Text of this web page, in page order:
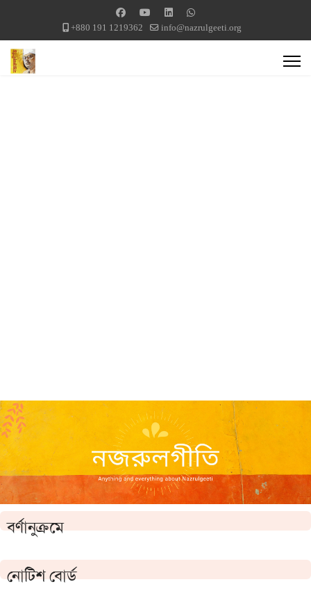
+880 191 1219362 info@nazrulgeeti.org
বর্ণানুক্রমে
নোটিশ বোর্ড